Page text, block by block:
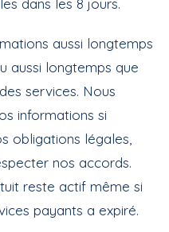
dans les 8 jours.
aussi longtemps
aussi longtemps que
services. Nous
informations si
obligations légales,
nos accords.
reste actif même si
payants a expiré.